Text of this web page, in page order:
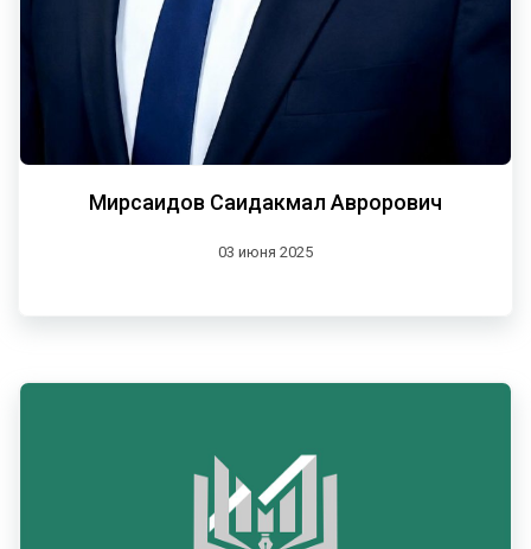
Мирсаидов Саидакмал Аврорович
03 июня 2025